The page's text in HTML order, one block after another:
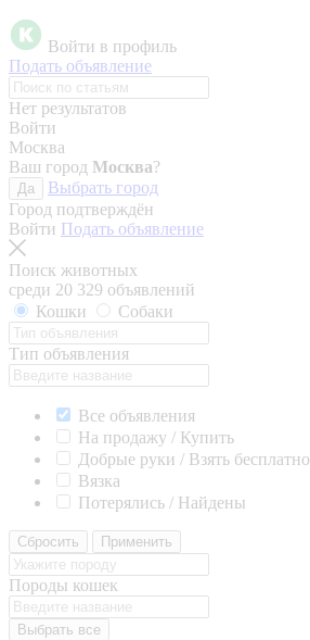
Войти в профиль
Подать объявление
Нет результатов
Войти
Москва
Ваш город Москва?
Да
Выбрать город
Город подтверждён
Войти Подать объявление
Поиск животных
среди 20 329 объявлений
Кошки
Собаки
Тип объявления
Все объявления
На продажу / Купить
Добрые руки / Взять бесплатно
Вязка
Потерялись / Найдены
Сбросить Применить
Породы кошек
Выбрать все